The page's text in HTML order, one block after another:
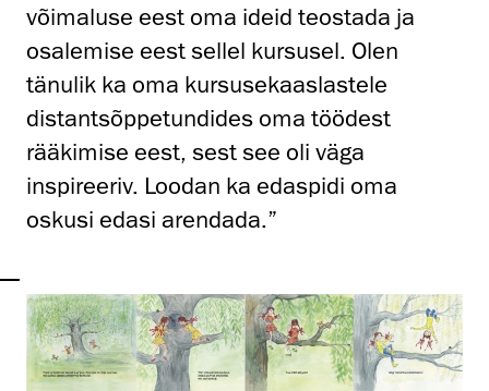
võimaluse eest oma ideid teostada ja
osalemise eest sellel kursusel. Olen
tänulik ka oma kursusekaaslastele
distantsõppetundides oma töödest
rääkimise eest, sest see oli väga
inspireeriv. Loodan ka edaspidi oma
oskusi edasi arendada.”